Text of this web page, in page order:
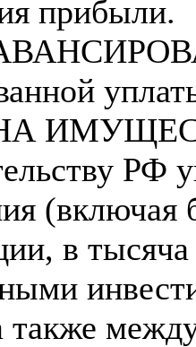
прибыли.
РФ
(включая
в
также